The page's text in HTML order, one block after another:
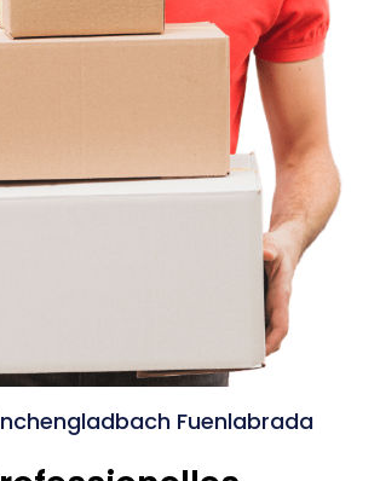
Fuenlabrada